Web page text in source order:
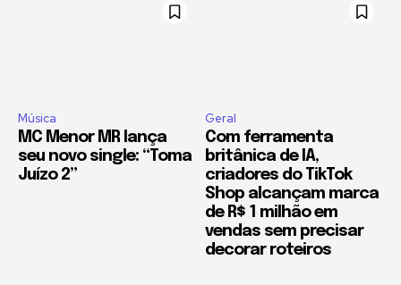
Música
MC Menor MR lança
seu novo single: “Toma
Juízo 2”
Geral
Com ferramenta
britânica de IA,
criadores do TikTok
Shop alcançam marca
de R$ 1 milhão em
vendas sem precisar
decorar roteiros